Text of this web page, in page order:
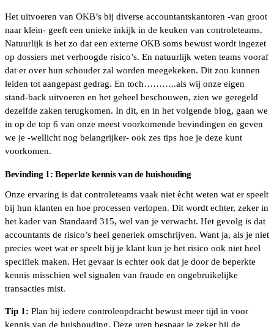
Het uitvoeren van OKB’s bij diverse accountantskantoren -van groot
naar klein- geeft een unieke inkijk in de keuken van controleteams.
Natuurlijk is het zo dat een externe OKB soms bewust wordt ingezet
op dossiers met verhoogde risico’s. En natuurlijk weten teams vooraf
dat er over hun schouder zal worden meegekeken. Dit zou kunnen
leiden tot aangepast gedrag. En toch………..als wij onze eigen
stand-back uitvoeren en het geheel beschouwen, zien we geregeld
dezelfde zaken terugkomen. In dit, en in het volgende blog, gaan we
in op de top 6 van onze meest voorkomende bevindingen en geven
we je -wellicht nog belangrijker- ook zes tips hoe je deze kunt
voorkomen.
Bevinding 1: Beperkte kennis van de huishouding
Onze ervaring is dat controleteams vaak niet ècht weten wat er speelt
bij hun klanten en hoe processen verlopen. Dit wordt echter, zeker in
het kader van Standaard 315, wel van je verwacht. Het gevolg is dat
accountants de risico’s heel generiek omschrijven. Want ja, als je niet
precies weet wat er speelt bij je klant kun je het risico ook niet heel
specifiek maken. Het gevaar is echter ook dat je door de beperkte
kennis misschien wel signalen van fraude en ongebruikelijke
transacties mist.
Tip 1: Plan bij iedere controleopdracht bewust meer tijd in voor
kennis van de huishouding. Deze uren bespaar je zeker bij de